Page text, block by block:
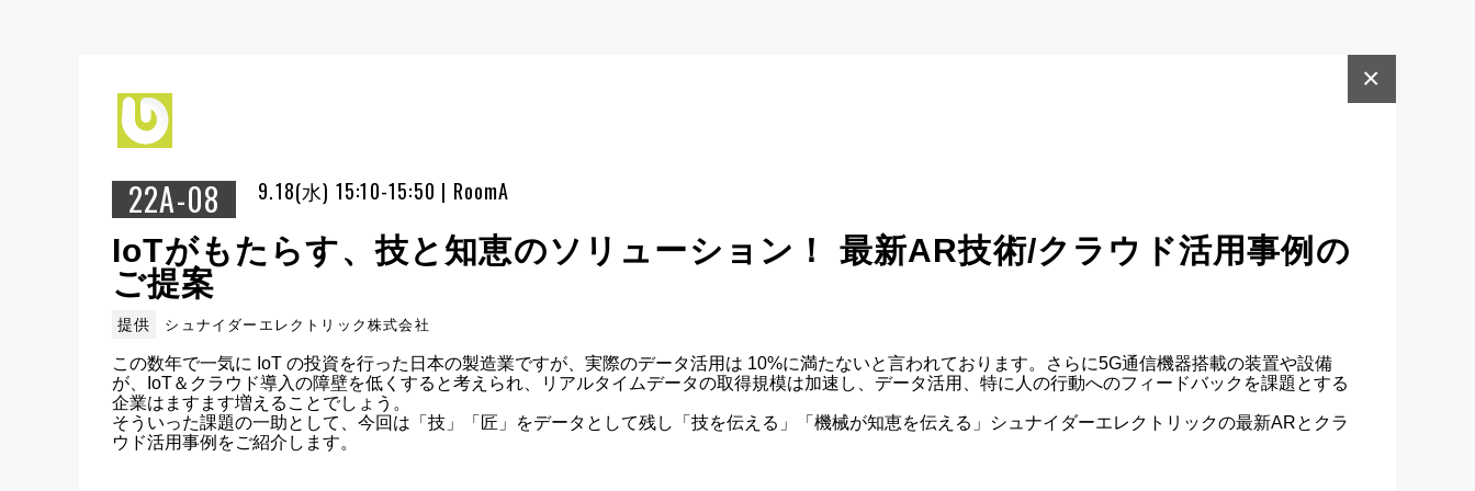
22A-08 9.18(水) 15:10-15:50 | RoomA
×
IoTがもたらす、技と知恵のソリューション！ 最新AR技術/クラウド活用事例の
ご提案
提供 シュナイダーエレクトリック株式会社
この数年で一気に IoT の投資を行った日本の製造業ですが、実際のデータ活用は 10%に満たないと言われております。さらに5G通信機器搭載の装置や設備
が、IoT＆クラウド導入の障壁を低くすると考えられ、リアルタイムデータの取得規模は加速し、データ活用、特に人の行動へのフィードバックを課題とする
企業はますます増えることでしょう。
そういった課題の一助として、今回は「技」「匠」をデータとして残し「技を伝える」「機械が知恵を伝える」シュナイダーエレクトリックの最新ARとクラ
ウド活用事例をご紹介します。